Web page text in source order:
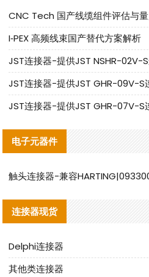
CNC Tech 国产线缆组件评估与
I‑PEX 高频线束国产替代方案解析
JST连接器-提供JST NSHR-02V-
JST连接器-提供JST GHR-09V-S
JST连接器-提供JST GHR-07V-S
电子元器件
连接器现货
Delphi连接器
其他类连接器